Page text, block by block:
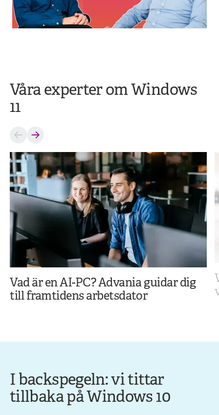
Våra experter om Windows
11
Vad är en AI-PC? Advania guidar dig
till framtidens arbetsdator
I backspegeln: vi tittar
tillbaka på Windows 10